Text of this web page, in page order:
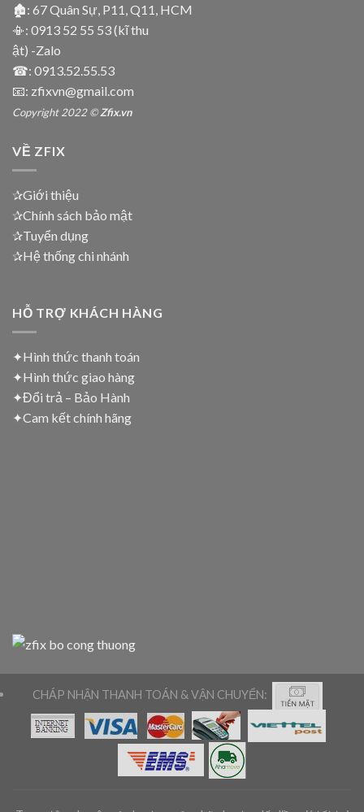
🏚: 67 Quân Sự, P11, Q11, HCM
📳: 0913 52 55 53 (kĩ thu
ật) -Zalo
☎: 0913.52.55.53
📧: zfixvn@gmail.com
Copyright 2022 ©Zfix.vn
VỀ ZFIX
✰Giới thiệu
✰Chính sách bảo mật
✰Tuyển dụng
✰Hệ thống chi nhánh
HỖ TRỢ KHÁCH HÀNG
✦Hình thức thanh toán
✦Hình thức giao hàng
✦Đổi trả – Bảo Hành
✦Cam kết chính hãng
CHÁP NHẬN THANH TOÁN & VẬN CHUYỂN: